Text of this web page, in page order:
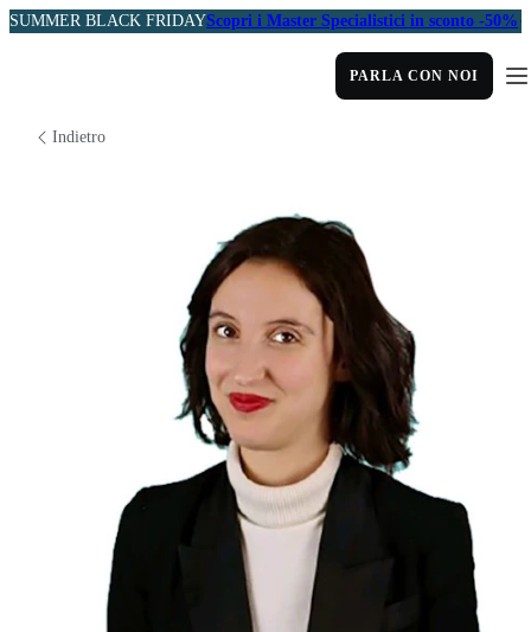
SUMMER BLACK FRIDAYScopri i Master Specialistici in sconto -50%
PARLA CON NOI
Indietro